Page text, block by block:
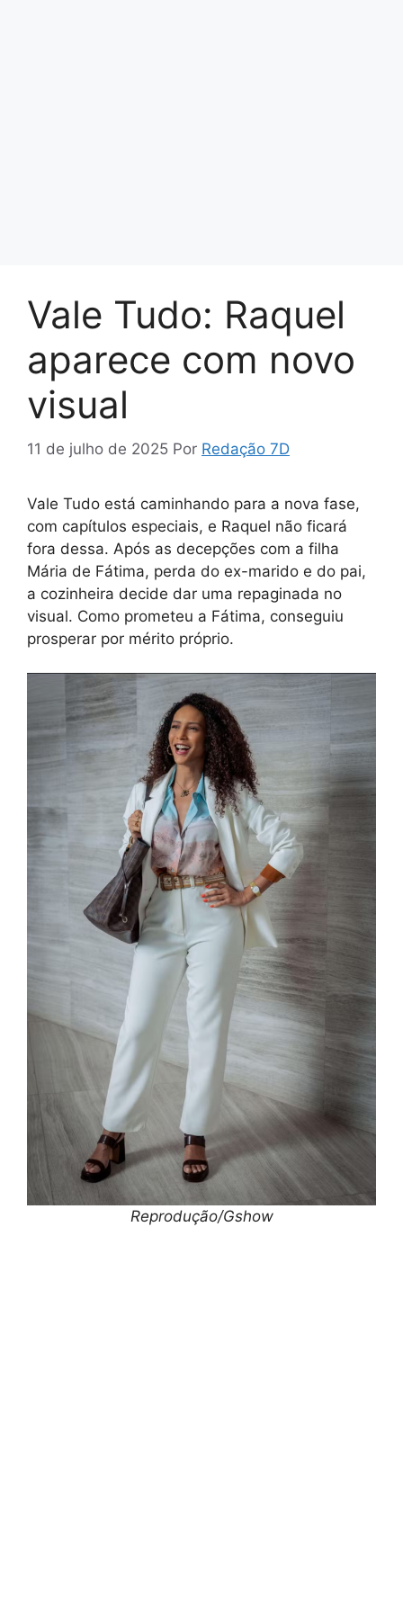
Vale Tudo: Raquel
aparece com novo
visual
11 de julho de 2025 Por Redação 7D
Vale Tudo está caminhando para a nova fase,
com capítulos especiais, e Raquel não ficará
fora dessa. Após as decepções com a filha
Mária de Fátima, perda do ex-marido e do pai,
a cozinheira decide dar uma repaginada no
visual. Como prometeu a Fátima, conseguiu
prosperar por mérito próprio.
Reprodução/Gshow